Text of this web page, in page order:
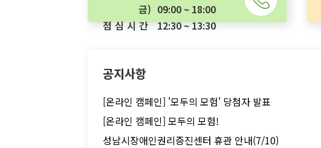
금) 09:00 ~ 18:00
점심시간 12:30 ~ 13:30
공지사항
[온라인 캠페인] '모두의 모험' 당첨자 발표
[온라인 캠페인] 모두의 모험!
성남시장애인권리증진센터 휴관 안내(7/10)